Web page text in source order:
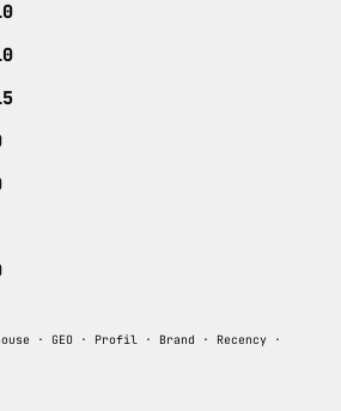
· GEO · Profil · Brand · Recency ·